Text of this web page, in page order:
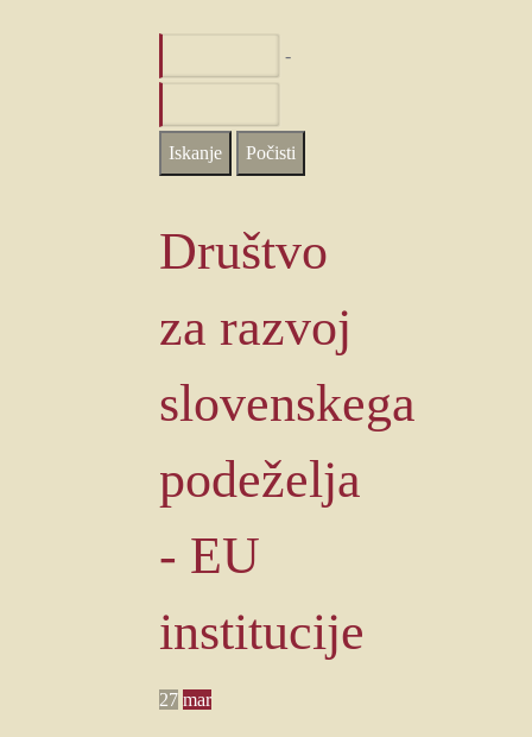
-
Društvo
za razvoj
slovenskega
podeželja
- EU
institucije
27 mar